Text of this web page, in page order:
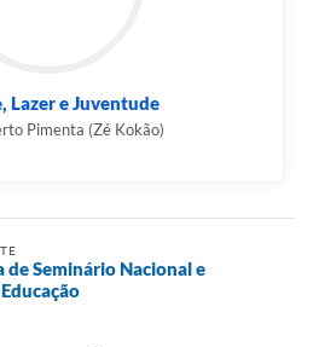
Lazer e Juventude
Pimenta (Zé Kokão)
Seminário Nacional e